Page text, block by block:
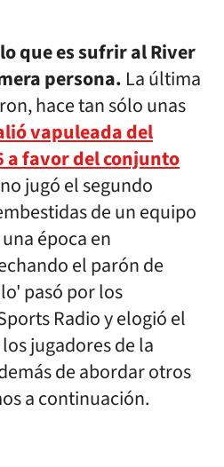
que es sufrir al River
persona. La última
hace tan sólo unas
vapuleada del
a favor del conjunto
jugó el segundo
de un equipo
época en
el parón de
pasó por los
Radio y elogió el
jugadores de la
de abordar otros
a continuación.